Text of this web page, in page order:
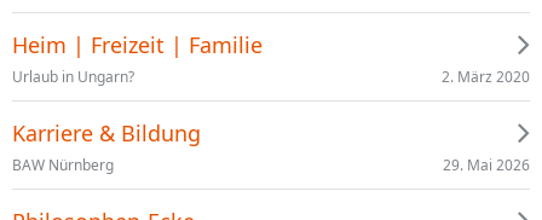
Heim | Freizeit | Familie
Urlaub in Ungarn? 2. März 2020
Karriere & Bildung
BAW Nürnberg 29. Mai 2026